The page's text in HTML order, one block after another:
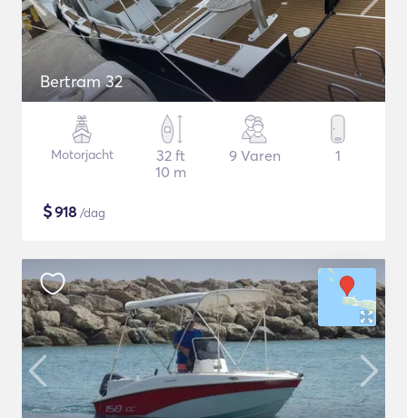
Bertram 32
Motorjacht
32 ft
10 m
9 Varen 1
$918 /dag